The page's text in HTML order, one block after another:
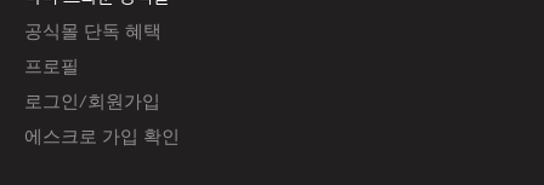
공식몰 단독 혜택
프로필
로그인/회원가입
에스크로 가입 확인